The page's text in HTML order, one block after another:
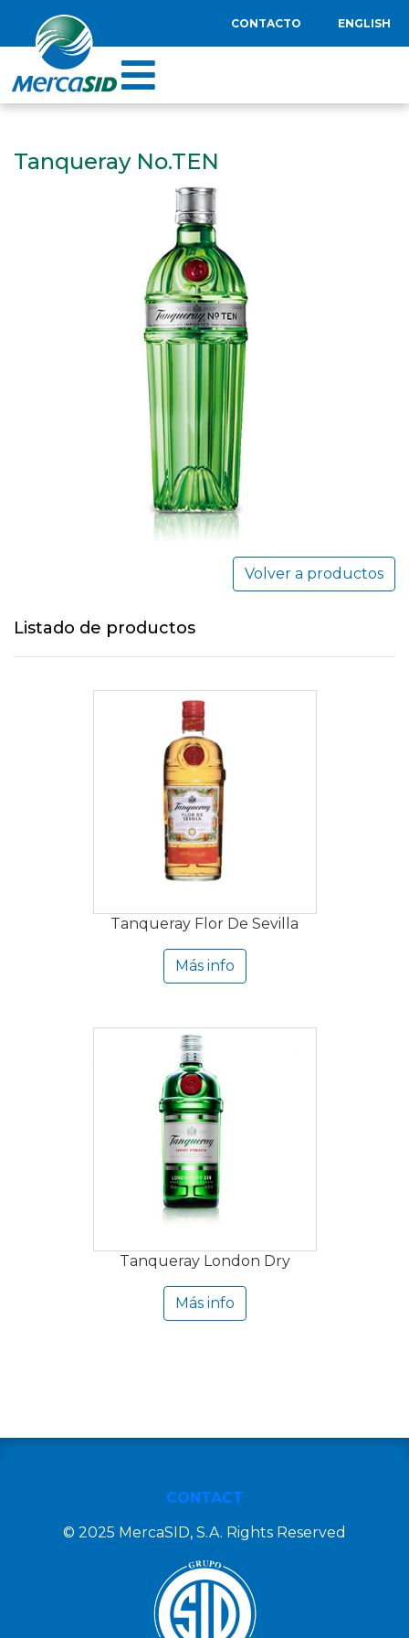
CONTACTO ENGLISH
Tanqueray No.TEN
Volver a productos
Listado de productos
Tanqueray Flor De Sevilla
Más info
Tanqueray London Dry
Más info
CONTACT
© 2025 MercaSID, S.A. Rights Reserved